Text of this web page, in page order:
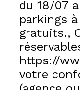
du 18/07
parkings
gratuits.
https://
votre